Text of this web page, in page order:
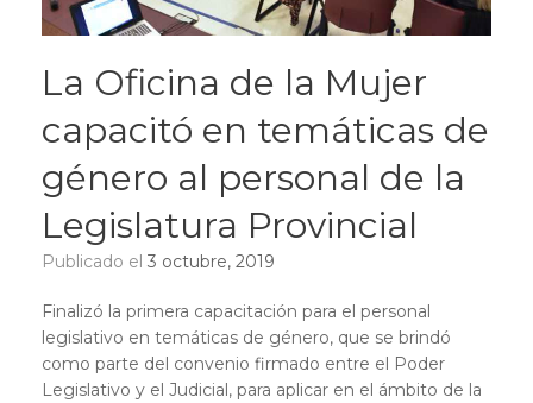
La Oficina de la Mujer
capacitó en temáticas de
género al personal de la
Legislatura Provincial
Publicado el 3 octubre, 2019
Finalizó la primera capacitación para el personal
legislativo en temáticas de género, que se brindó
como parte del convenio firmado entre el Poder
Legislativo y el Judicial, para aplicar en el ámbito de la